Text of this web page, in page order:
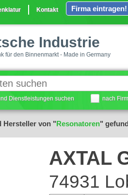
Kontakt Firma eintragen!
Industrie
für den Binnenmarkt - Made in Germany
Dienstleistungen suchen nach
Hersteller von "Resonatoren"
AXTAL
74931